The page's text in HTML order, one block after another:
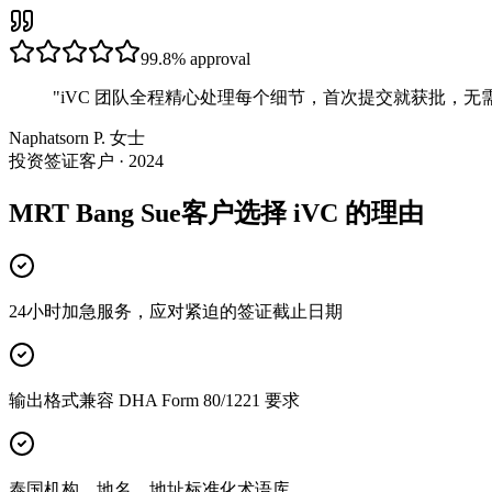
99.8% approval
"iVC 团队全程精心处理每个细节，首次提交就获批，无
Naphatsorn P. 女士
投资签证客户 · 2024
MRT Bang Sue客户选择 iVC 的理由
24小时加急服务，应对紧迫的签证截止日期
输出格式兼容 DHA Form 80/1221 要求